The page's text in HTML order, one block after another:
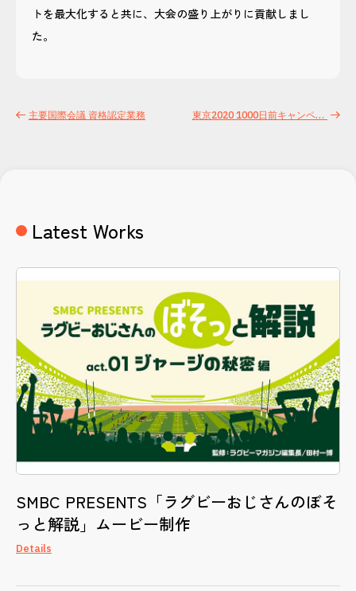
トを最大化すると共に、大会の盛り上がりに貢献しまし
た。
主要国際会議 資格認定業務 東京2020 1000日前キャンペーン事務局運営
Latest Works
SMBC PRESENTS「ラグビーおじさんのぼそ
っと解説」ムービー制作
Details